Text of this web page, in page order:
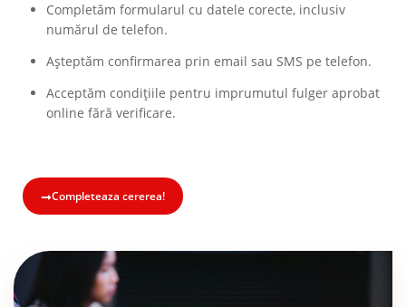
Completăm formularul cu datele corecte, inclusiv
numărul de telefon.
Așteptăm confirmarea prin email sau SMS pe telefon.
Acceptăm condițiile pentru imprumutul fulger aprobat
online fără verificare.
Completeaza cererea!